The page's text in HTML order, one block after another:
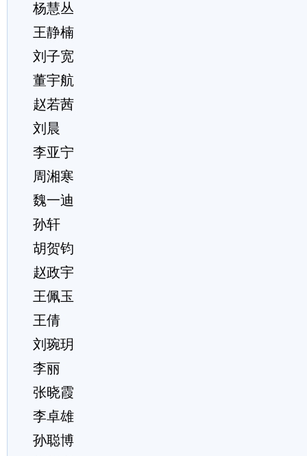
杨慧丛
王静楠
刘子宽
董宇航
赵若茜
刘晨
李亚宁
周湘寒
魏一迪
孙轩
胡贺钧
赵政宇
王佩玉
王倩
刘琬玥
李丽
张晓霞
李卓雄
孙聪博